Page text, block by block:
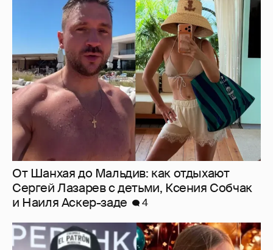
От Шанхая до Мальдив: как отдыхают
Сергей Лазарев с детьми, Ксения Собчак
и Наиля Аскер-заде
4